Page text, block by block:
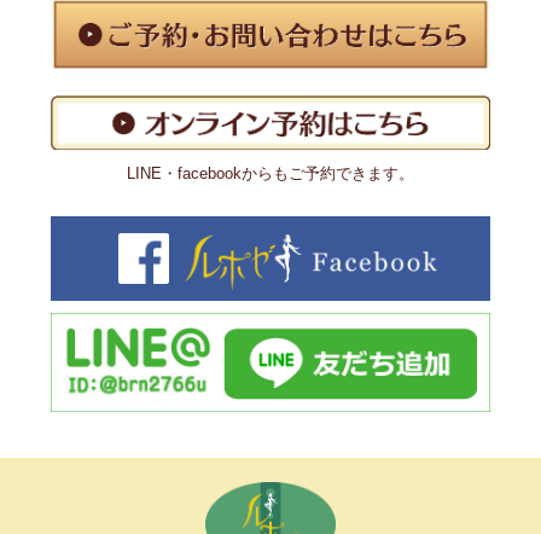
LINE・facebookからもご予約できます。